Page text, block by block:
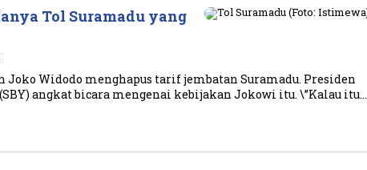
Tol Suramadu yang
Joko Widodo menghapus tarif jembatan Suramadu. Presiden
angkat bicara mengenai kebijakan Jokowi itu. \”Kalau itu…